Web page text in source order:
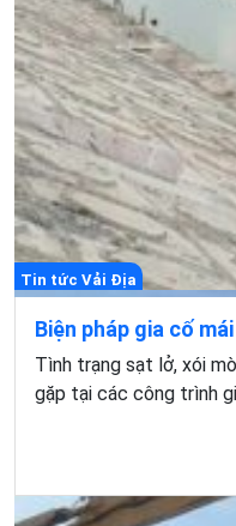
Tin tức Vải Địa
Biện pháp gia cố
Tình trạng sạt lở, xói
gặp tại các công trình